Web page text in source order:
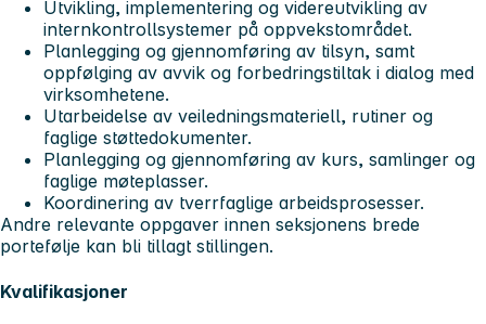
Utvikling, implementering og videreutvikling av
internkontrollsystemer på oppvekstområdet.
Planlegging og gjennomføring av tilsyn, samt
oppfølging av avvik og forbedringstiltak i dialog med
virksomhetene.
Utarbeidelse av veiledningsmateriell, rutiner og
faglige støttedokumenter.
Planlegging og gjennomføring av kurs, samlinger og
faglige møteplasser.
Koordinering av tverrfaglige arbeidsprosesser.
Andre relevante oppgaver innen seksjonens brede
portefølje kan bli tillagt stillingen.
Kvalifikasjoner